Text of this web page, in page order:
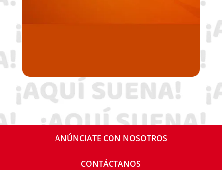
ANÚNCIATE CON NOSOTROS
CONTÁCTANOS